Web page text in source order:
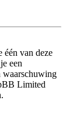
één van deze
een
waarschuwing
Limited